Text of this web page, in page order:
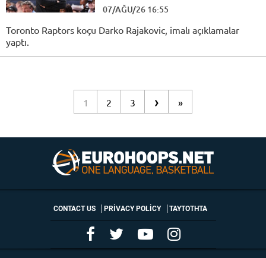
07/AĞU/26 16:55
Toronto Raptors koçu Darko Rajakovic, imalı açıklamalar
yaptı.
1 2 3 › »
CONTACT US PRIVACY POLICY ΤΑΥΤΟΤΗΤΑ